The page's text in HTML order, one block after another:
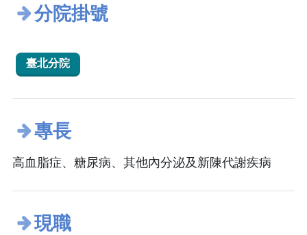
分院掛號
臺北分院
專長
高血脂症、糖尿病、其他內分泌及新陳代謝疾病
現職